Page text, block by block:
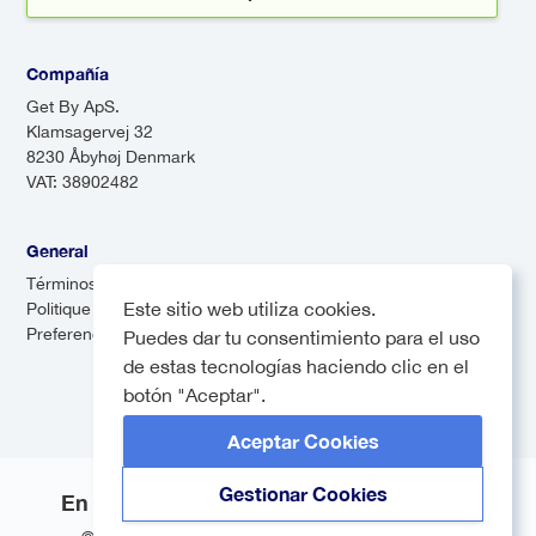
Este sitio web utiliza cookies.
Puedes dar tu consentimiento para el uso
de estas tecnologías haciendo clic en el
botón "Aceptar".
Aceptar Cookies
Gestionar Cookies
Compañía
Get By ApS.
Klamsagervej 32
8230 Åbyhøj Denmark
VAT: 38902482
General
Términos & Condiciones
Politique de confidentialité
Preferencias de cookies
En colaboración con